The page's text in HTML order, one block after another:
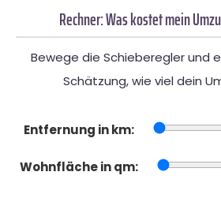
Rechner: Was kostet mein
Bewege die Schieberegler und
Schätzung, wie viel dein
Entfernung in km:
Wohnfläche in qm: